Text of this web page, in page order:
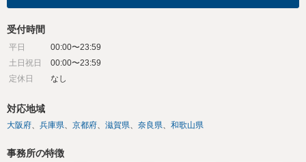
受付時間
平日
00:00〜23:59
土日祝日
00:00〜23:59
定休日
なし
対応地域
大阪府 兵庫県 京都府 滋賀県 奈良県 和歌山県
事務所の特徴